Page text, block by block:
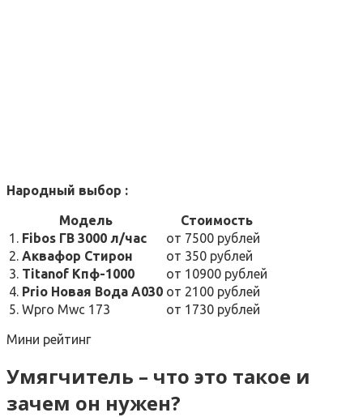
Народный выбор :
Модель
Стоимость
1. Fibos ГВ 3000 л/час
от 7500 рублей
2. Аквафор Стирон
от 350 рублей
3. Titanof Кпф-1000
от 10900 рублей
4. Prio Новая Вода A030 от 2100 рублей
5. Wpro Mwc 173
от 1730 рублей
Мини рейтинг
Умягчитель – что это такое и
зачем он нужен?